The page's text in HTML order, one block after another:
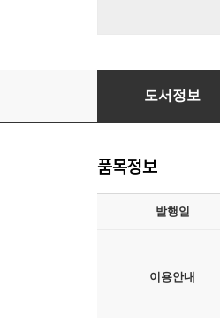
열린 성소
도서정보
품목정보
발행일
이용안내